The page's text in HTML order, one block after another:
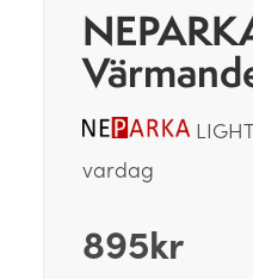
vardag
895kr